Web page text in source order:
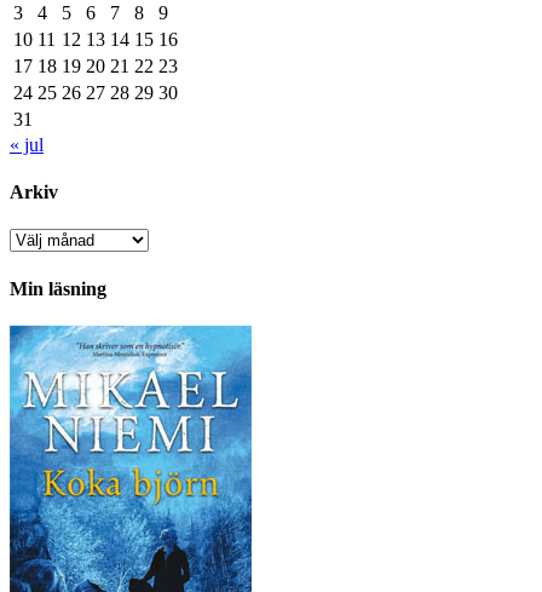
3
4 5 6 7 8
9
10 11 12 13 14 15 16
17 18 19 20 21 22 23
24 25 26 27 28 29 30
31
« jul
Arkiv
Arkiv
Min läsning